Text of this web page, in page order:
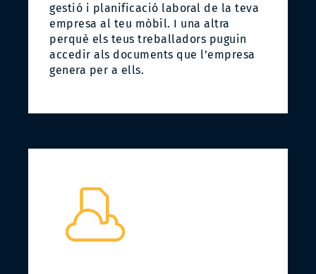
gestió i planificació laboral de la teva
empresa al teu mòbil. I una altra
perquè els teus treballadors puguin
accedir als documents que l’empresa
genera per a ells.